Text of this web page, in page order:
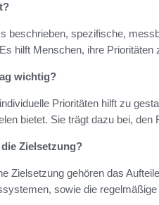
beschrieben, spezifische,
hilft Menschen, ihre
wichtig?
Prioritäten hilft zu
bietet. Sie trägt dazu bei,
Zielsetzung?
Zielsetzung gehören das
sowie die